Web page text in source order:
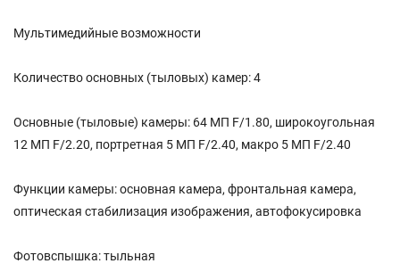
Мультимедийные возможности
Количество основных (тыловых) камер: 4
Основные (тыловые) камеры: 64 МП F/1.80, широкоугольная
12 МП F/2.20, портретная 5 МП F/2.40, макро 5 МП F/2.40
Функции камеры: основная камера, фронтальная камера,
оптическая стабилизация изображения, автофокусировка
Фотовспышка: тыльная